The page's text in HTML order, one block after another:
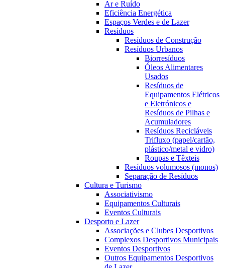
Ar e Ruído
Eficiência Energética
Espaços Verdes e de Lazer
Resíduos
Resíduos de Construção
Resíduos Urbanos
Biorresíduos
Óleos Alimentares
Usados
Resíduos de
Equipamentos Elétricos
e Eletrónicos e
Resíduos de Pilhas e
Acumuladores
Resíduos Recicláveis
Trifluxo (papel/cartão,
plástico/metal e vidro)
Roupas e Têxteis
Resíduos volumosos (monos)
Separação de Resíduos
Cultura e Turismo
Associativismo
Equipamentos Culturais
Eventos Culturais
Desporto e Lazer
Associações e Clubes Desportivos
Complexos Desportivos Municipais
Eventos Desportivos
Outros Equipamentos Desportivos